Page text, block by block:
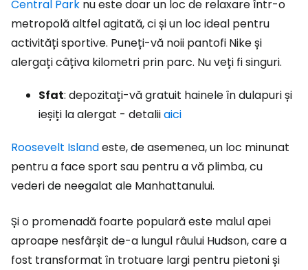
Central Park nu este doar un loc de relaxare într-o
metropolă altfel agitată, ci și un loc ideal pentru
activități sportive. Puneți-vă noii pantofi Nike și
alergați câțiva kilometri prin parc. Nu veți fi singuri.
Sfat: depozitați-vă gratuit hainele în dulapuri și
ieșiți la alergat - detaliiaici
Roosevelt Islandeste, de asemenea, un loc minunat
pentru a face sport sau pentru a vă plimba, cu
vederi de neegalat ale Manhattanului.
Și o promenadă foarte populară este malul apei
aproape nesfârșit de-a lungul râului Hudson, care a
fost transformat în trotuare largi pentru pietoni și